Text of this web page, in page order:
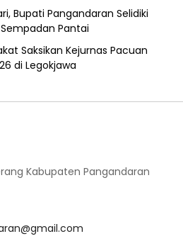
Bupati Pangandaran Selidiki
Pantai
Saksikan Kejurnas Pacuan
di Legokjawa
Kabupaten Pangandaran